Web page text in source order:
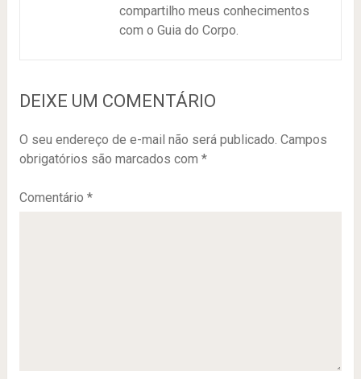
compartilho meus conhecimentos
com o Guia do Corpo.
DEIXE UM COMENTÁRIO
O seu endereço de e-mail não será publicado. Campos
obrigatórios são marcados com *
Comentário *